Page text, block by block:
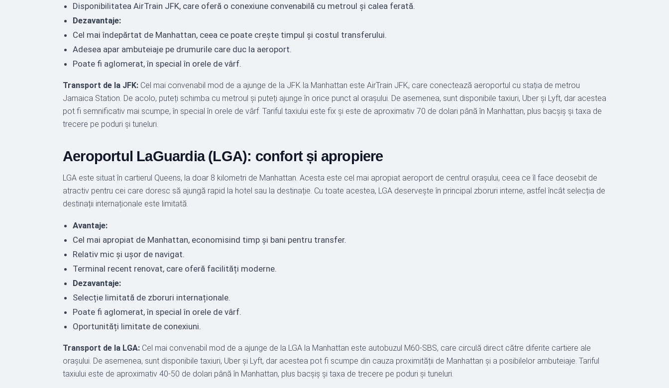
Disponibilitatea AirTrain JFK, care oferă o conexiune convenabilă cu metroul și calea ferată.
Dezavantaje:
Cel mai îndepărtat de Manhattan, ceea ce poate crește timpul și costul transferului.
Adesea apar ambuteiaje pe drumurile care duc la aeroport.
Poate fi aglomerat, în special în orele de vârf.
Transport de la JFK: Cel mai convenabil mod de a ajunge de la JFK la Manhattan este AirTrain JFK, care conectează aeroportul cu stația de metrou
Jamaica Station. De acolo, puteți schimba cu metroul și puteți ajunge în orice punct al orașului. De asemenea, sunt disponibile taxiuri, Uber și Lyft, dar acestea
pot fi semnificativ mai scumpe, în special în orele de vârf. Tariful taxiului este fix și este de aproximativ 70 de dolari până în Manhattan, plus bacșiș și taxa de
trecere pe poduri și tuneluri.
Aeroportul LaGuardia (LGA): confort și apropiere
LGA este situat în cartierul Queens, la doar 8 kilometri de Manhattan. Acesta este cel mai apropiat aeroport de centrul orașului, ceea ce îl face deosebit de
atractiv pentru cei care doresc să ajungă rapid la hotel sau la destinație. Cu toate acestea, LGA deservește în principal zboruri interne, astfel încât selecția de
destinații internaționale este limitată.
Avantaje:
Cel mai apropiat de Manhattan, economisind timp și bani pentru transfer.
Relativ mic și ușor de navigat.
Terminal recent renovat, care oferă facilități moderne.
Dezavantaje:
Selecție limitată de zboruri internaționale.
Poate fi aglomerat, în special în orele de vârf.
Oportunități limitate de conexiuni.
Transport de la LGA: Cel mai convenabil mod de a ajunge de la LGA la Manhattan este autobuzul M60-SBS, care circulă direct către diferite cartiere ale
orașului. De asemenea, sunt disponibile taxiuri, Uber și Lyft, dar acestea pot fi scumpe din cauza proximității de Manhattan și a posibilelor ambuteiaje. Tariful
taxiului este de aproximativ 40-50 de dolari până în Manhattan, plus bacșiș și taxa de trecere pe poduri și tuneluri.